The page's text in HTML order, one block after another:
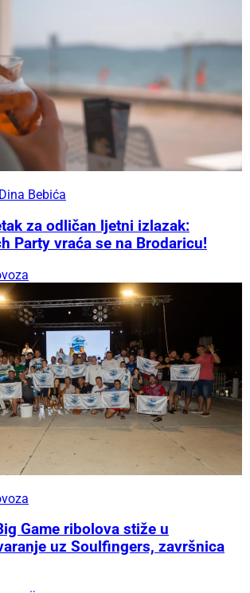
Bebića
za odličan ljetni izlazak:
Party vraća se na Brodaricu!
Game ribolova stiže u
uz Soulfingers, završnica